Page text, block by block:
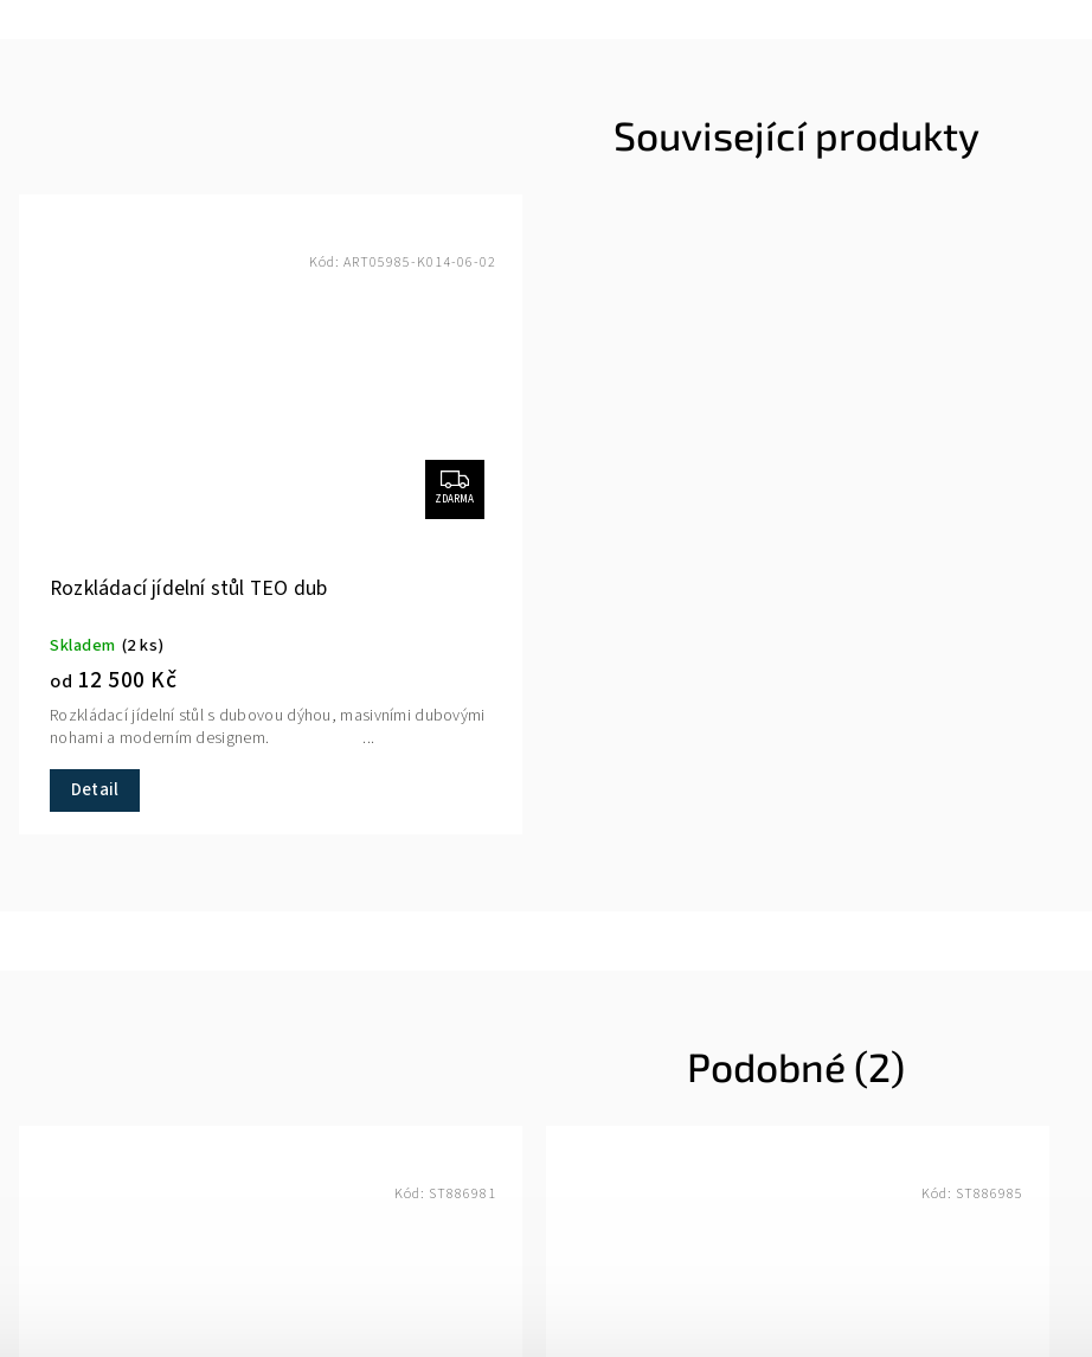
Související produkty
ZDARMA
Rozkládací jídelní stůl TEO dub
Skladem (2 ks)
od 12 500 Kč
Detail
Rozkládací jídelní stůl s dubovou dýhou, masivními dubovými
nohami a moderním designem. ...
Kód: ART05985-K014-06-02
Podobné (2)
Kód: ST886981 Kód: ST886985